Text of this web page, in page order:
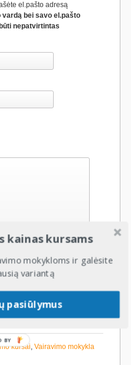
el.pašto adresą
bei savo el.pašto
nepatvirtintas
vairavimo mokykla
kursai, Vairavimo mokykla
kainas kursams
mokykloms ir galėsite
variantą
pasiūlymus
BY